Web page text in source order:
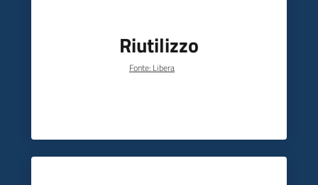
Riutilizzo
Fonte: Libera